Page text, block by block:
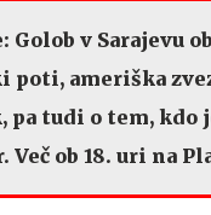
v Sarajevu
poti, ameriška
pa tudi o tem, kdo
ob 18. uri na